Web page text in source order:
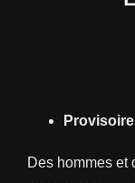
Provisoire
Des hommes et